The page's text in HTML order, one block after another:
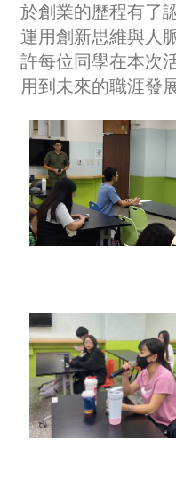
於創業的歷程有了
運用創新思維與人
許每位同學在本次
用到未來的職涯發展